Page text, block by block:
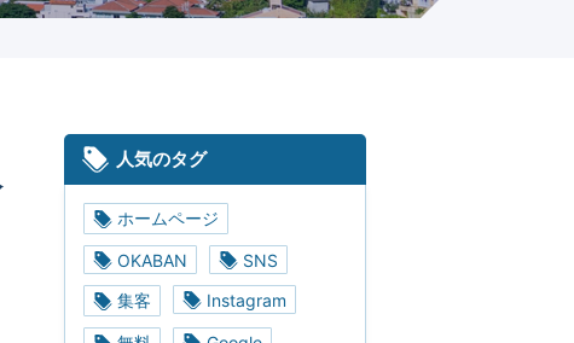
人気のタグ
ホームページ
OKABAN
SNS
集客
Instagram